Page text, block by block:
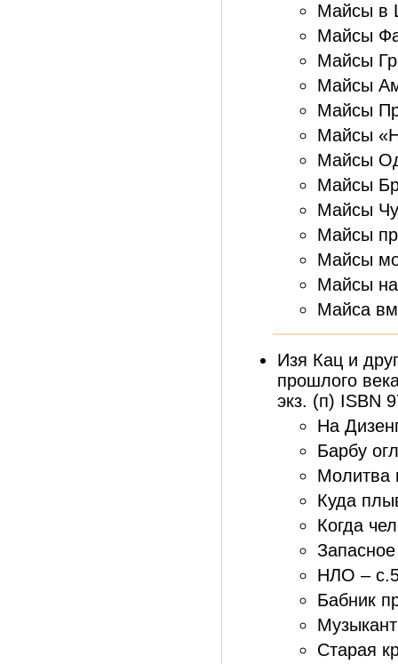
Майсы в
Майсы
Майсы
Майсы
Майсы
Майсы
Майсы
Майсы
Майсы
Майсы
Майсы
Майсы
Майса
Изя Кац и
прошлого
экз. (п) ISBN
На
Барбу
Молитва
Куда
Когда
НЛО –
Бабник
Старая